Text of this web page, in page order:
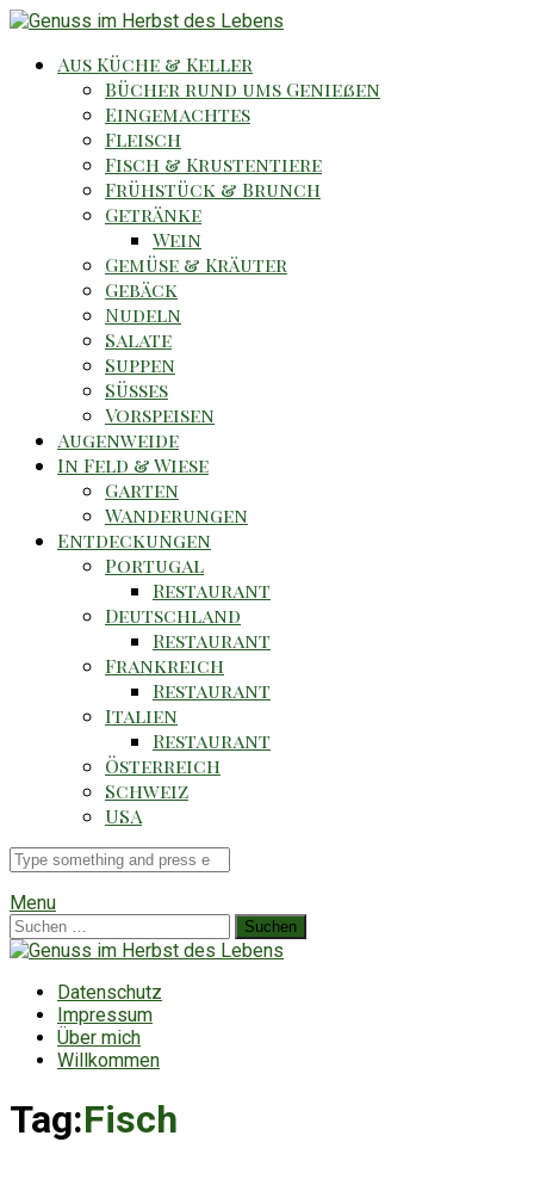
Aus Küche & Keller
Bücher rund ums Genießen
Eingemachtes
Fleisch
Fisch & Krustentiere
Frühstück & Brunch
Getränke
Wein
Gemüse & Kräuter
Gebäck
Nudeln
Salate
Suppen
Süsses
Vorspeisen
Augenweide
In Feld & Wiese
Garten
Wanderungen
Entdeckungen
Portugal
Restaurant
Deutschland
Restaurant
Frankreich
Restaurant
Italien
Restaurant
Österreich
Schweiz
USA
Suche
für
Menu
Suchen
nach:
Datenschutz
Impressum
Über mich
Willkommen
Tag:Fisch